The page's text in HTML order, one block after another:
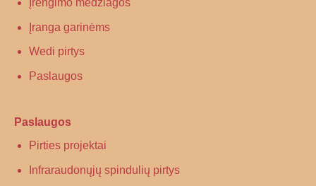
Įrengimo medžiagos
Įranga garinėms
Wedi pirtys
Paslaugos
Paslaugos
Pirties projektai
Infraraudonųjų spindulių pirtys